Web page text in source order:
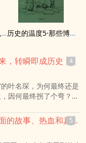
历史的温度4·那些执念和信念、理想与梦想 历史的温度5·那些博弈、较量与人性
，转瞬即成历史 4
叶名琛，为何最终还是
因何最终拐了个弯？达
的吗？拿过诺贝尔文学
一面？叶名琛、丁汝
复、拉贝、丘吉尔、达
悉，或陌生的名字背
历史的温度1·寻找历史背面的故事、热血和真性情
5